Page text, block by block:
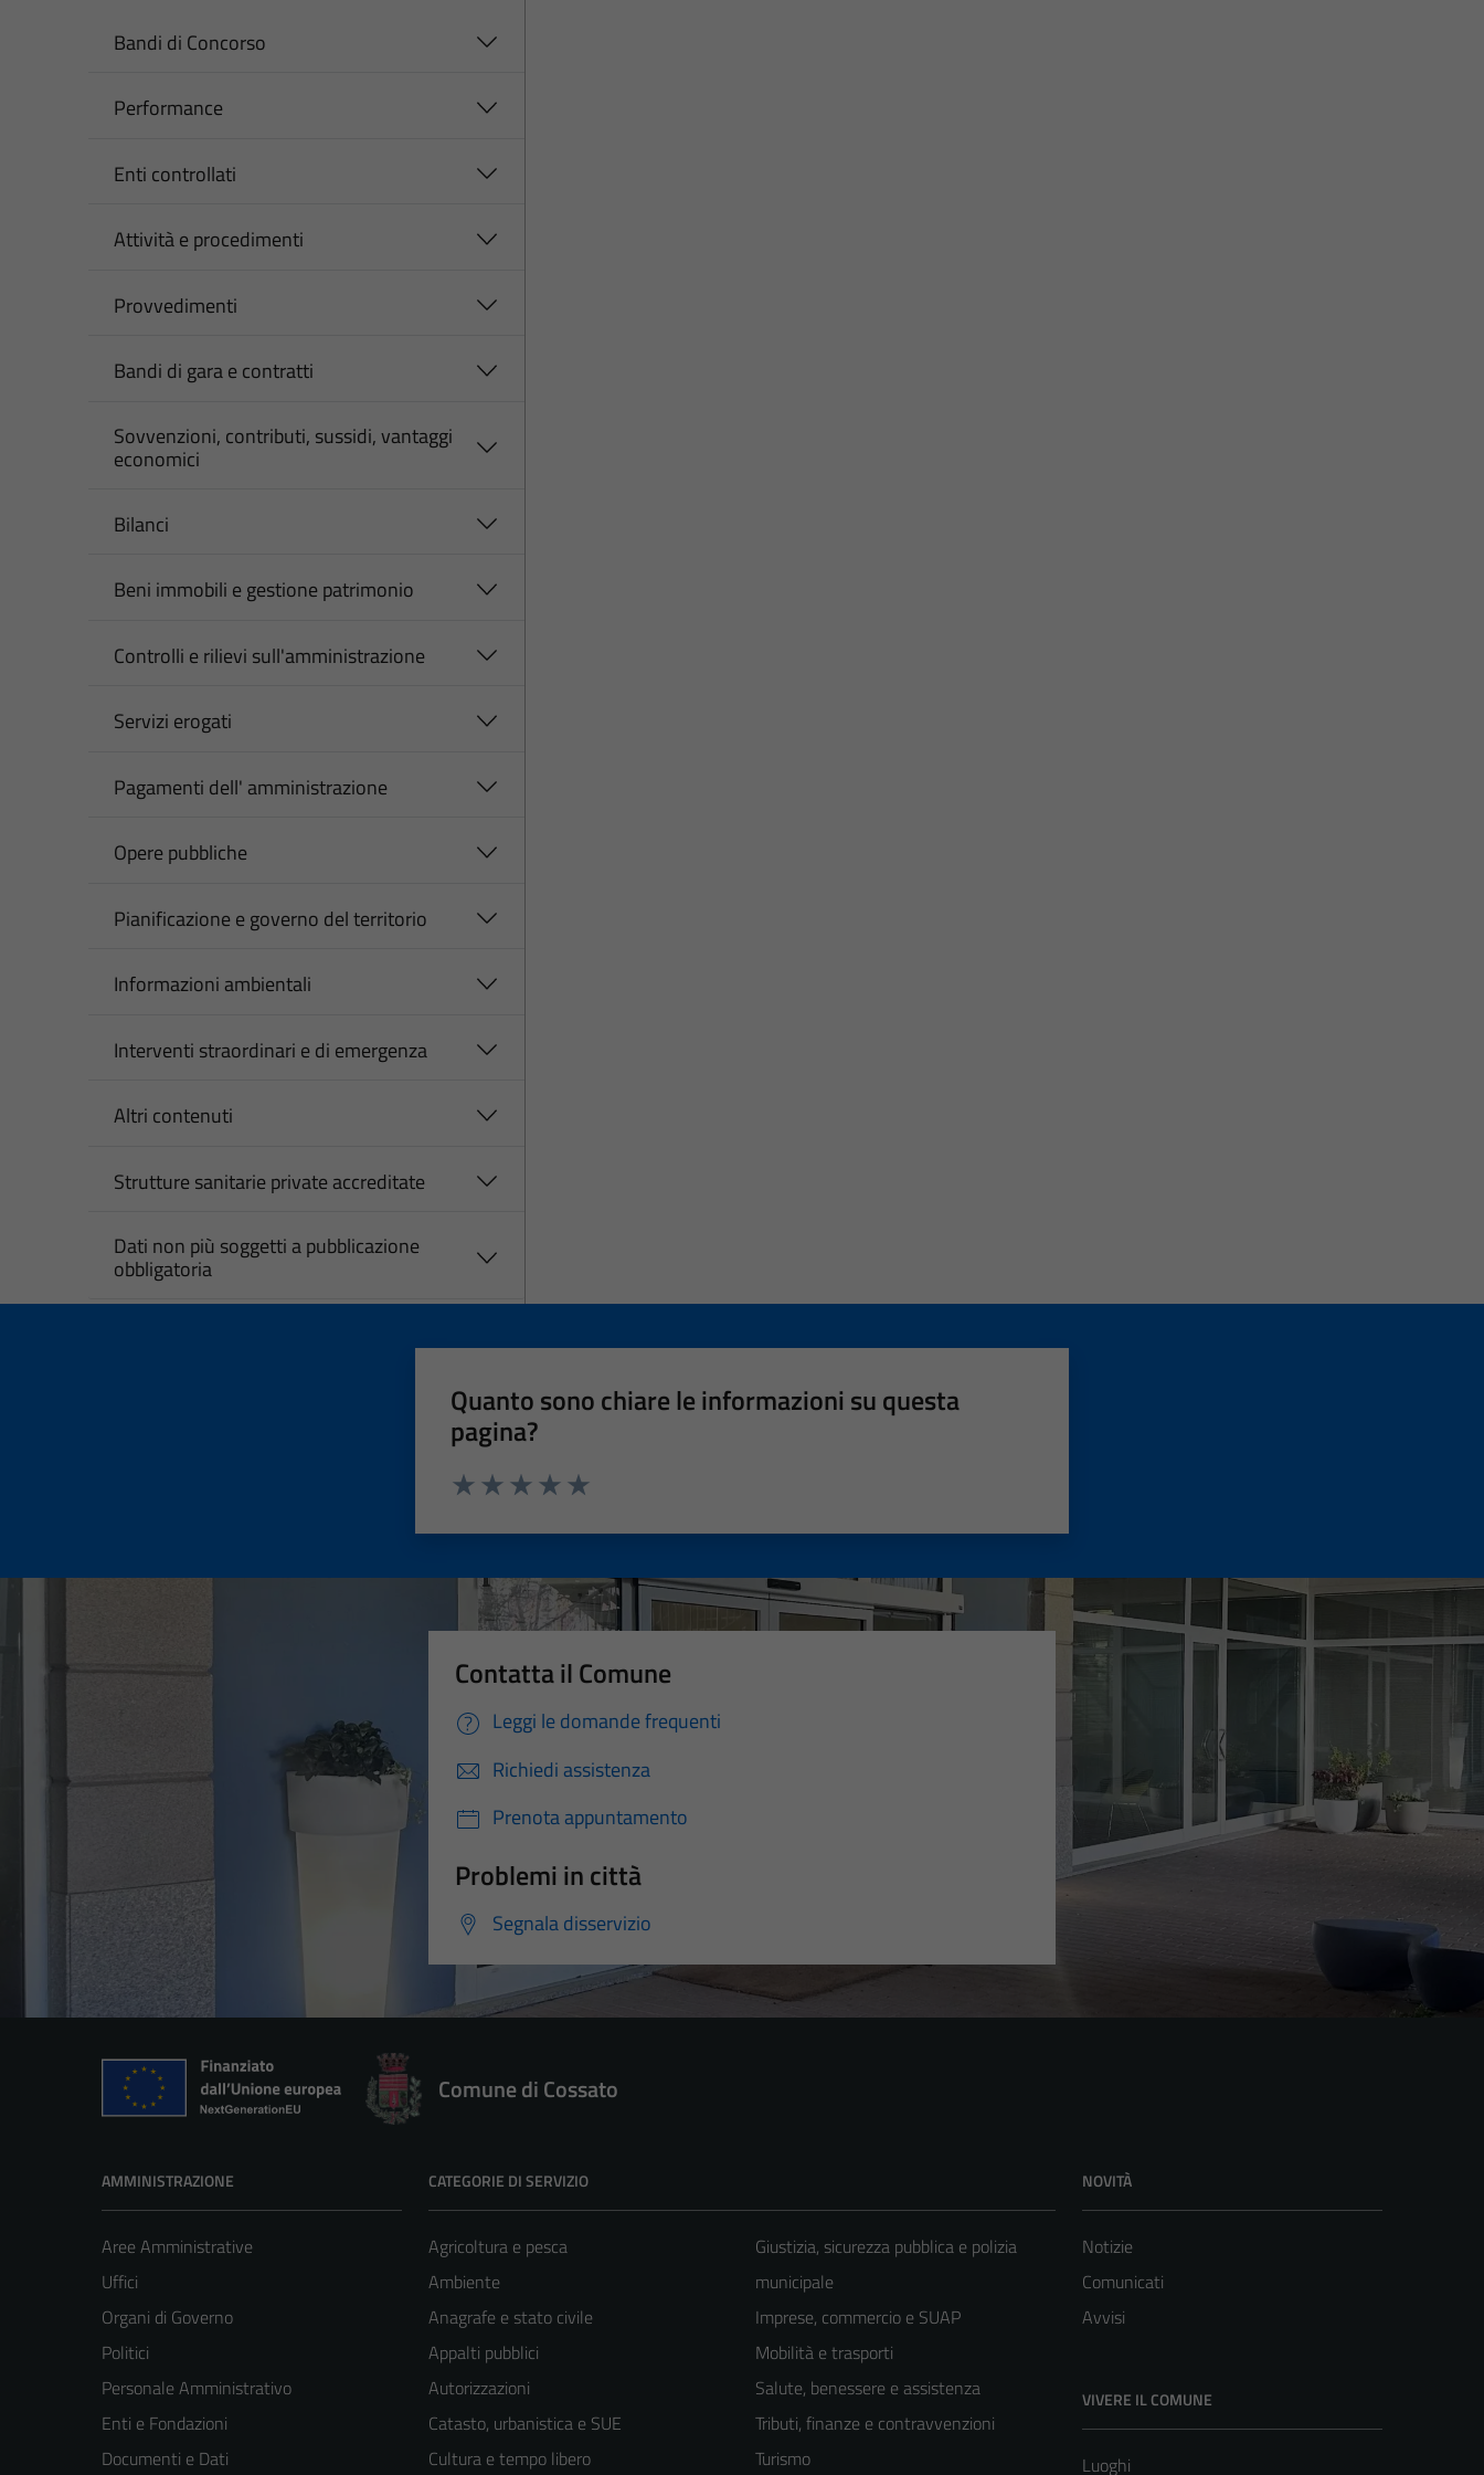
Bandi di Concorso
Performance
Enti controllati
Attività e procedimenti
Provvedimenti
Bandi di gara e contratti
Sovvenzioni, contributi, sussidi, vantaggi
economici
Bilanci
Beni immobili e gestione patrimonio
Controlli e rilievi sull'amministrazione
Servizi erogati
Pagamenti dell' amministrazione
Opere pubbliche
Pianificazione e governo del territorio
Informazioni ambientali
Interventi straordinari e di emergenza
Altri contenuti
Strutture sanitarie private accreditate
Dati non più soggetti a pubblicazione
obbligatoria
Quanto sono chiare le informazioni su questa
pagina?
Contatta il Comune
Leggi le domande frequenti
Richiedi assistenza
Prenota appuntamento
Problemi in città
Segnala disservizio
Comune di Cossato
AMMINISTRAZIONE
Aree Amministrative
Uffici
Organi di Governo
Politici
Personale Amministrativo
Enti e Fondazioni
Documenti e Dati
CATEGORIE DI SERVIZIO
Agricoltura e pesca
Ambiente
Anagrafe e stato civile
Appalti pubblici
Autorizzazioni
Catasto, urbanistica e SUE
Cultura e tempo libero
Giustizia, sicurezza pubblica e polizia
municipale
Imprese, commercio e SUAP
Mobilità e trasporti
Salute, benessere e assistenza
Tributi, finanze e contravvenzioni
Turismo
NOVITÀ
Notizie
Comunicati
Avvisi
VIVERE IL COMUNE
Luoghi